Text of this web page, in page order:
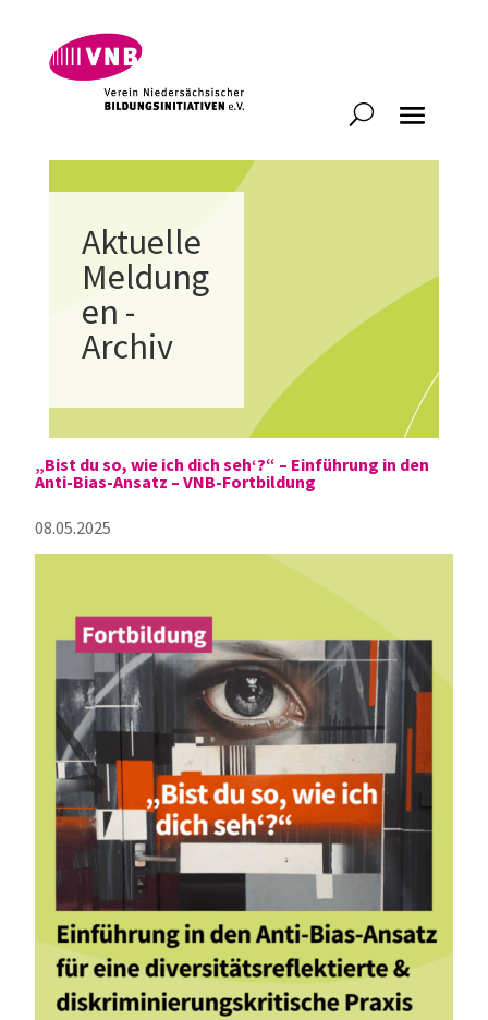
Aktuelle
Meldung
en -
Archiv
„Bist du so, wie ich dich seh‘?“ – Einführung in den
Anti-Bias-Ansatz – VNB-Fortbildung
08.05.2025